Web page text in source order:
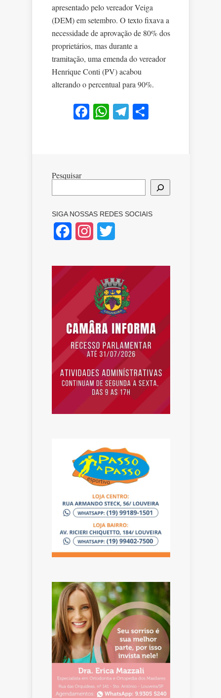
apresentado pelo vereador Veiga
(DEM) em setembro. O texto fixava a
necessidade de aprovação de 80% dos
proprietários, mas durante a
tramitação, uma emenda do vereador
Henrique Conti (PV) acabou
alterando o percentual para 90%.
Facebook
WhatsApp
Telegram
Pesquisar
SIGA NOSSAS REDES SOCIAIS
FacebookInstagram